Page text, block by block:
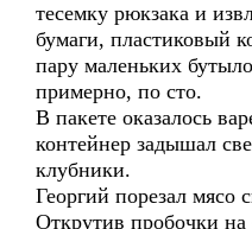
тесемку рюкзака и
бумаги, пластиковый
пару маленьких
примерно, по сто.
В пакете оказалось
контейнер задышал
клубники.
Георгий порезал мясо
Открутив пробочки